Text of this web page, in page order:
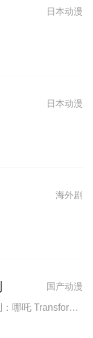
日本动漫
日本动漫
海外剧
国产动漫
哪吒与变形金刚 变形金刚：哪吒 Transformers: Nezha My Nezha and Transformers